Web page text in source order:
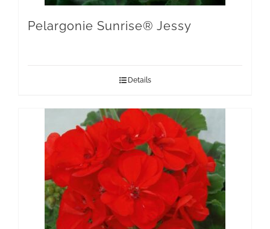
Pelargonie Sunrise® Jessy
Details